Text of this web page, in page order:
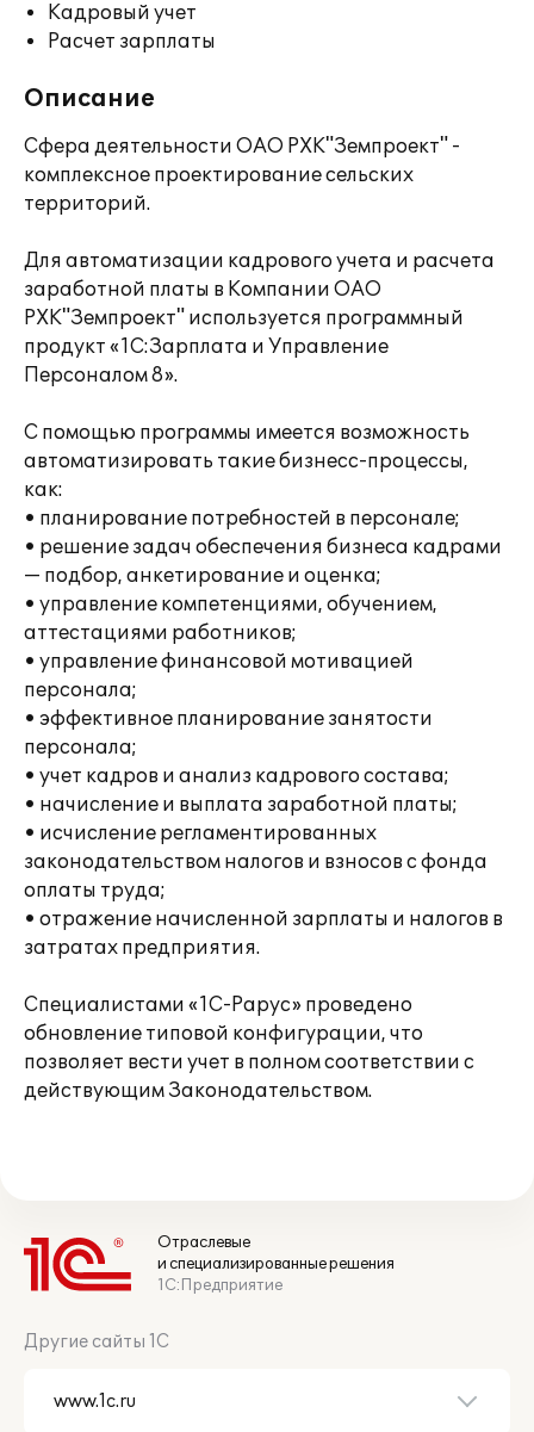
Кадровый учет
Расчет зарплаты
Описание
Сфера деятельности ОАО РХК"Земпроект" -
комплексное проектирование сельских
территорий.
Для автоматизации кадрового учета и расчета
заработной платы в Компании ОАО
РХК"Земпроект" используется программный
продукт «1С:Зарплата и Управление
Персоналом 8».
С помощью программы имеется возможность
автоматизировать такие бизнесс-процессы,
как:
• планирование потребностей в персонале;
• решение задач обеспечения бизнеса кадрами
— подбор, анкетирование и оценка;
• управление компетенциями, обучением,
аттестациями работников;
• управление финансовой мотивацией
персонала;
• эффективное планирование занятости
персонала;
• учет кадров и анализ кадрового состава;
• начисление и выплата заработной платы;
• исчисление регламентированных
законодательством налогов и взносов с фонда
оплаты труда;
• отражение начисленной зарплаты и налогов в
затратах предприятия.
Специалистами «1С-Рарус» проведено
обновление типовой конфигурации, что
позволяет вести учет в полном соответствии с
действующим Законодательством.
Отраслевые
и специализированные решения
1С:Предприятие
Другие сайты 1С